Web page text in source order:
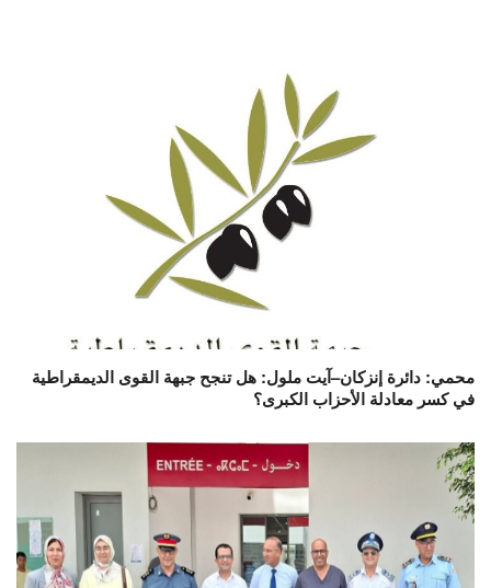
محمي: دائرة إنزكان–آيت ملول: هل تنجح جبهة القوى الديمقراطية
في كسر معادلة الأحزاب الكبرى؟